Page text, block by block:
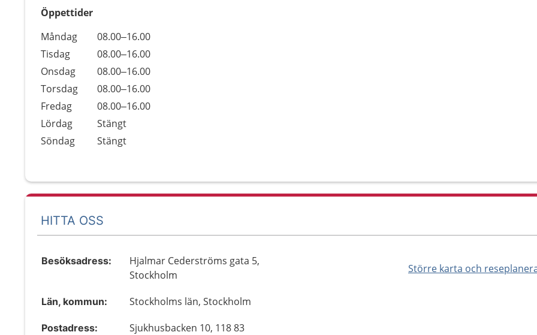
Öppettider
Dag
Öppettider
Kommentarer
Måndag
08.00–16.00
Tisdag
08.00–16.00
Onsdag
08.00–16.00
Torsdag
08.00–16.00
Fredag
08.00–16.00
Lördag
Stängt
Söndag
Stängt
HITTA OSS
Större karta och
Besöksadress:
Hjalmar Cederströms gata 5,
Stockholm
Län, kommun: Stockholms län, Stockholm
Postadress:
Sjukhusbacken 10, 118 83